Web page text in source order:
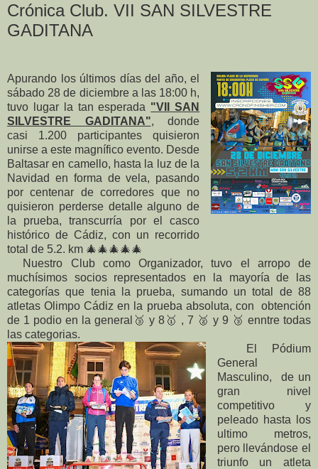
Crónica Club. VII SAN SILVESTRE
GADITANA
Apurando los últimos días del año, el
sábado 28 de diciembre a las 18:00 h,
tuvo lugar la tan esperada "VII SAN
SILVESTRE GADITANA", donde
casi 1.200 participantes quisieron
unirse a este magnífico evento. Desde
Baltasar en camello, hasta la luz de la
Navidad en forma de vela, pasando
por centenar de corredores que no
quisieron perderse detalle alguno de
la prueba, transcurría por el casco
histórico de Cádiz, con un recorrido
total de 5.2. km 🎄🎄🎄🎄🎄
Nuestro Club como Organizador, tuvo el arropo de
muchísimos socios representados en la mayoría de las
categorías que tenia la prueba, sumando un total de 88
atletas Olimpo Cádiz en la prueba absoluta, con obtención
de 1 podio en la general🥉 y 8🥇 , 7 🥈 y 9 🥉 enntre todas
las categorias.
El Pódium
General
Masculino, de un
gran nivel
competitivo y
peleado hasta los
ultimo metros,
pero llevándose el
triunfo un atleta